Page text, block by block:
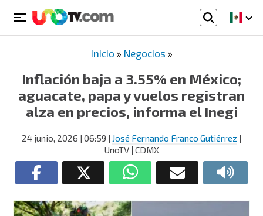
Inicio » Negocios »
Inflación baja a 3.55% en México;
aguacate, papa y vuelos registran
alza en precios, informa el Inegi
24 junio, 2026 | 06:59 | José Fernando Franco Gutiérrez |
UnoTV | CDMX